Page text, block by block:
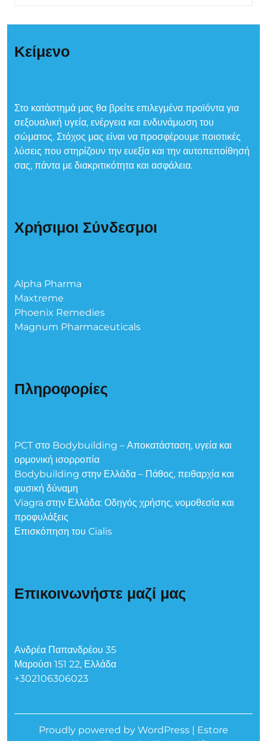
Κείμενο
Στο κατάστημά μας θα βρείτε επιλεγμένα προϊόντα για
σεξουαλική υγεία, ενέργεια και ενδυνάμωση του
σώματος. Στόχος μας είναι να προσφέρουμε ποιοτικές
λύσεις που στηρίζουν την ευεξία και την αυτοπεποίθησή
σας, πάντα με διακριτικότητα και ασφάλεια.
Χρήσιμοι Σύνδεσμοι
Alpha Pharma
Maxtreme
Phoenix Remedies
Magnum Pharmaceuticals
Πληροφορίες
PCT στο Bodybuilding – Αποκατάσταση, υγεία και
ορμονική ισορροπία
Bodybuilding στην Ελλάδα – Πάθος, πειθαρχία και
φυσική δύναμη
Viagra στην Ελλάδα: Οδηγός χρήσης, νομοθεσία και
προφυλάξεις
Επισκόπηση του Cialis
Επικοινωνήστε μαζί μας
Ανδρέα Παπανδρέου 35
Μαρούσι 151 22, Ελλάδα
+302106306023
Proudly powered by WordPress | Estore